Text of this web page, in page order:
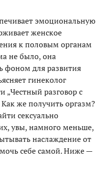
эмоциональную
женское
к половым органам
не было, она
фоном для развития
гинеколог
„Честный разговор с
же получить оргазм?
сексуально
увы, намного меньше,
наслаждение от
себе самой. Ниже —